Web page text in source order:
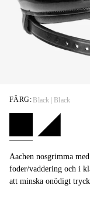
Aachen nosgrimma
foder/vaddering och i
att minska onödigt
FÄRG: Black | Black